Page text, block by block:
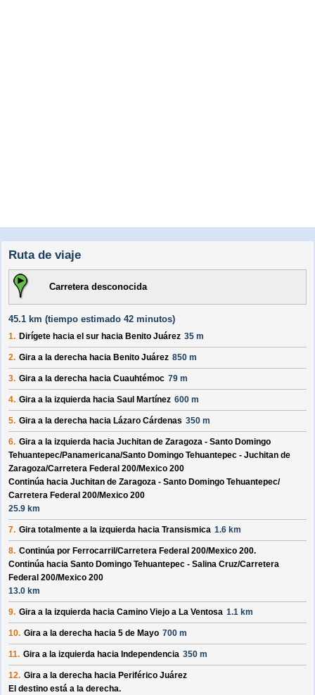
Ruta de viaje
Carretera desconocida
45.1 km (tiempo estimado 42 minutos)
1. Dirígete hacia el sur hacia Benito Juárez 35 m
2. Gira a la derecha hacia Benito Juárez 850 m
3. Gira a la derecha hacia Cuauhtémoc 79 m
4. Gira a la izquierda hacia Saul Martínez 600 m
5. Gira a la derecha hacia Lázaro Cárdenas 350 m
6. Gira a la izquierda hacia Juchitan de Zaragoza - Santo Domingo
Tehuantepec/Panamericana/Santo Domingo Tehuantepec - Juchitan de
Zaragoza/Carretera Federal 200/Mexico 200
Continúa hacia Juchitan de Zaragoza - Santo Domingo Tehuantepec/
Carretera Federal 200/Mexico 200
25.9 km
7. Gira totalmente a la izquierda hacia Transismica 1.6 km
8. Continúa por Ferrocarril/Carretera Federal 200/Mexico 200.
Continúa hacia Santo Domingo Tehuantepec - Salina Cruz/Carretera
Federal 200/Mexico 200
13.0 km
9. Gira a la izquierda hacia Camino Viejo a La Ventosa 1.1 km
10. Gira a la derecha hacia 5 de Mayo 700 m
11. Gira a la izquierda hacia Independencia 350 m
12. Gira a la derecha hacia Periférico Juárez
El destino está a la derecha.